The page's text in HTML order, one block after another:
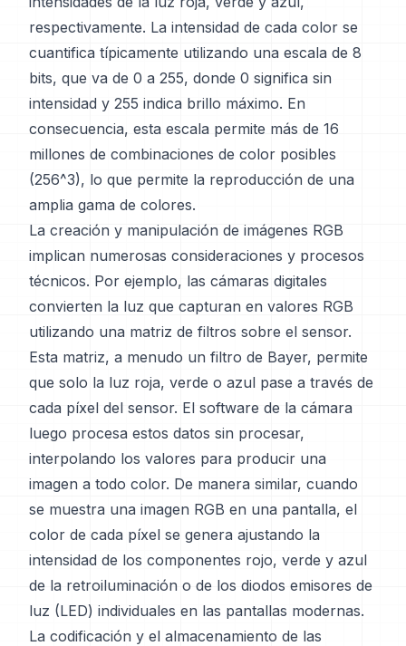
respectivamente. La intensidad de cada color se
cuantifica típicamente utilizando una escala de 8
bits, que va de 0 a 255, donde 0 significa sin
intensidad y 255 indica brillo máximo. En
consecuencia, esta escala permite más de 16
millones de combinaciones de color posibles
(256^3), lo que permite la reproducción de una
amplia gama de colores.
La creación y manipulación de imágenes RGB
implican numerosas consideraciones y procesos
técnicos. Por ejemplo, las cámaras digitales
convierten la luz que capturan en valores RGB
utilizando una matriz de filtros sobre el sensor.
Esta matriz, a menudo un filtro de Bayer, permite
que solo la luz roja, verde o azul pase a través de
cada píxel del sensor. El software de la cámara
luego procesa estos datos sin procesar,
interpolando los valores para producir una
imagen a todo color. De manera similar, cuando
se muestra una imagen RGB en una pantalla, el
color de cada píxel se genera ajustando la
intensidad de los componentes rojo, verde y azul
de la retroiluminación o de los diodos emisores de
luz (LED) individuales en las pantallas modernas.
La codificación y el almacenamiento de las